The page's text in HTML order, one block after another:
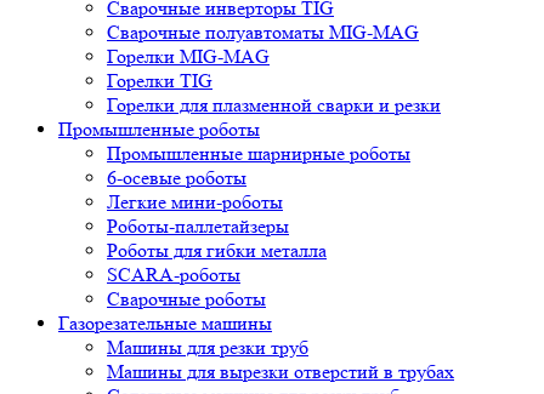
Сварочные инверторы TIG
Сварочные полуавтоматы MIG-MAG
Горелки MIG-MAG
Горелки TIG
Горелки для плазменной сварки и резки
Промышленные роботы
Промышленные шарнирные роботы
6-осевые роботы
Легкие мини-роботы
Роботы-паллетайзеры
Роботы для гибки металла
SCARA-роботы
Сварочные роботы
Газорезательные машины
Машины для резки труб
Машины для вырезки отверстий в трубах